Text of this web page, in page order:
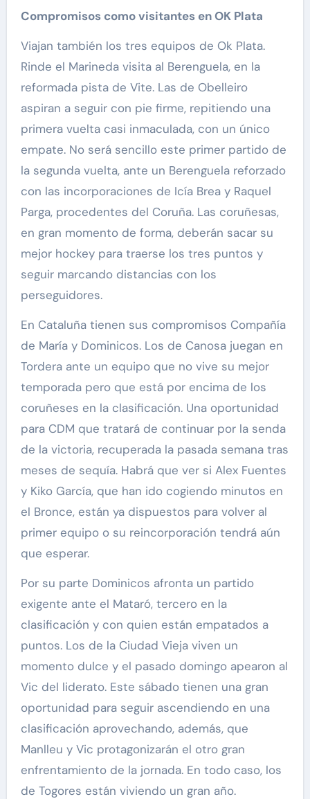
Compromisos como visitantes en OK Plata
Viajan también los tres equipos de Ok Plata.
Rinde el Marineda visita al Berenguela, en la
reformada pista de Vite. Las de Obelleiro
aspiran a seguir con pie firme, repitiendo una
primera vuelta casi inmaculada, con un único
empate. No será sencillo este primer partido de
la segunda vuelta, ante un Berenguela reforzado
con las incorporaciones de Icía Brea y Raquel
Parga, procedentes del Coruña. Las coruñesas,
en gran momento de forma, deberán sacar su
mejor hockey para traerse los tres puntos y
seguir marcando distancias con los
perseguidores.
En Cataluña tienen sus compromisos Compañía
de María y Dominicos. Los de Canosa juegan en
Tordera ante un equipo que no vive su mejor
temporada pero que está por encima de los
coruñeses en la clasificación. Una oportunidad
para CDM que tratará de continuar por la senda
de la victoria, recuperada la pasada semana tras
meses de sequía. Habrá que ver si Alex Fuentes
y Kiko García, que han ido cogiendo minutos en
el Bronce, están ya dispuestos para volver al
primer equipo o su reincorporación tendrá aún
que esperar.
Por su parte Dominicos afronta un partido
exigente ante el Mataró, tercero en la
clasificación y con quien están empatados a
puntos. Los de la Ciudad Vieja viven un
momento dulce y el pasado domingo apearon al
Vic del liderato. Este sábado tienen una gran
oportunidad para seguir ascendiendo en una
clasificación aprovechando, además, que
Manlleu y Vic protagonizarán el otro gran
enfrentamiento de la jornada. En todo caso, los
de Togores están viviendo un gran año.